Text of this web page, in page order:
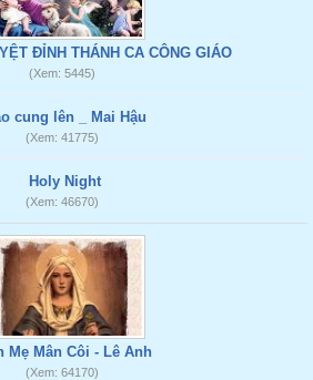
ĐỈNH THÁNH CA CÔNG GIÁO
(Xem: 5445)
cung lên _ Mai Hậu
(Xem: 41775)
Holy Night
(Xem: 46670)
Mẹ Mân Côi - Lê Anh
(Xem: 64170)